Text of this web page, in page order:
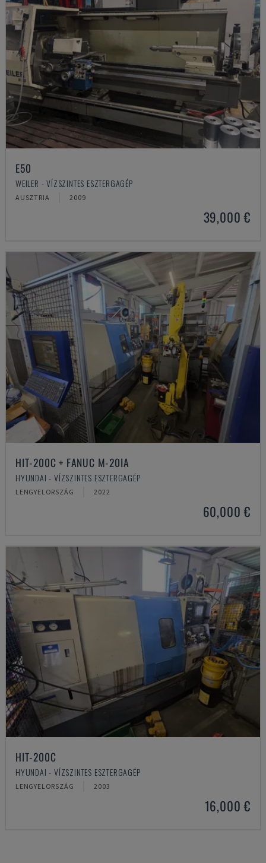
E50
WEILER - VÍZSZINTES ESZTERGAGÉP
AUSZTRIA 2009
39,000 €
HIT-200C + FANUC M-20IA
HYUNDAI - VÍZSZINTES ESZTERGAGÉP
LENGYELORSZÁG 2022
60,000 €
HIT-200C
HYUNDAI - VÍZSZINTES ESZTERGAGÉP
LENGYELORSZÁG 2003
16,000 €